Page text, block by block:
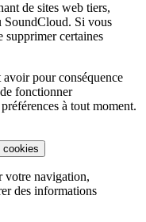
de sites web tiers,
SoundCloud. Si vous
supprimer certaines
pour conséquence
fonctionner
à tout moment.
cookies
votre navigation,
des informations